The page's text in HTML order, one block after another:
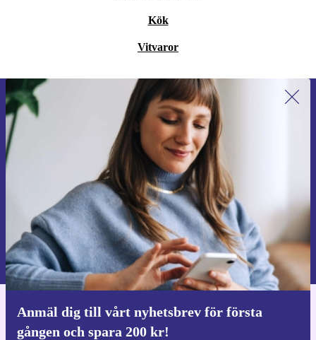
Kök
Vitvaror
Anmäl dig till vårt nyhetsbrev för första
gången och spara 200 kr!
Anmäl dig till vårt nyhetsbrev för
första gången och spara 200 kr!
Missa aldrig ett erbjudande igen.
Begär kupong
Information om användningen av personuppgifter finns i vår
Integritetspolicy
Ladda ner refurbed appen
För iOS och Android